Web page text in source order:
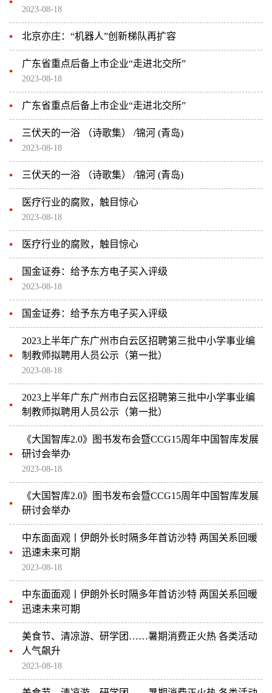
2023-08-18
北京亦庄：“机器人”创新梯队再扩容
广东省重点后备上市企业“走进北交所”
2023-08-18
广东省重点后备上市企业“走进北交所”
三伏天的一浴 （诗歌集） /锦河 (青岛)
2023-08-18
三伏天的一浴 （诗歌集） /锦河 (青岛)
医疗行业的腐败，触目惊心
2023-08-18
医疗行业的腐败，触目惊心
国金证券：给予东方电子买入评级
2023-08-18
国金证券：给予东方电子买入评级
2023上半年广东广州市白云区招聘第三批中小学事业编
制教师拟聘用人员公示（第一批）
2023-08-18
2023上半年广东广州市白云区招聘第三批中小学事业编
制教师拟聘用人员公示（第一批）
《大国智库2.0》图书发布会暨CCG15周年中国智库发展
研讨会举办
2023-08-18
《大国智库2.0》图书发布会暨CCG15周年中国智库发展
研讨会举办
中东面面观丨伊朗外长时隔多年首访沙特 两国关系回暖
迅速未来可期
2023-08-18
中东面面观丨伊朗外长时隔多年首访沙特 两国关系回暖
迅速未来可期
美食节、清凉游、研学团……暑期消费正火热 各类活动
人气飙升
2023-08-18